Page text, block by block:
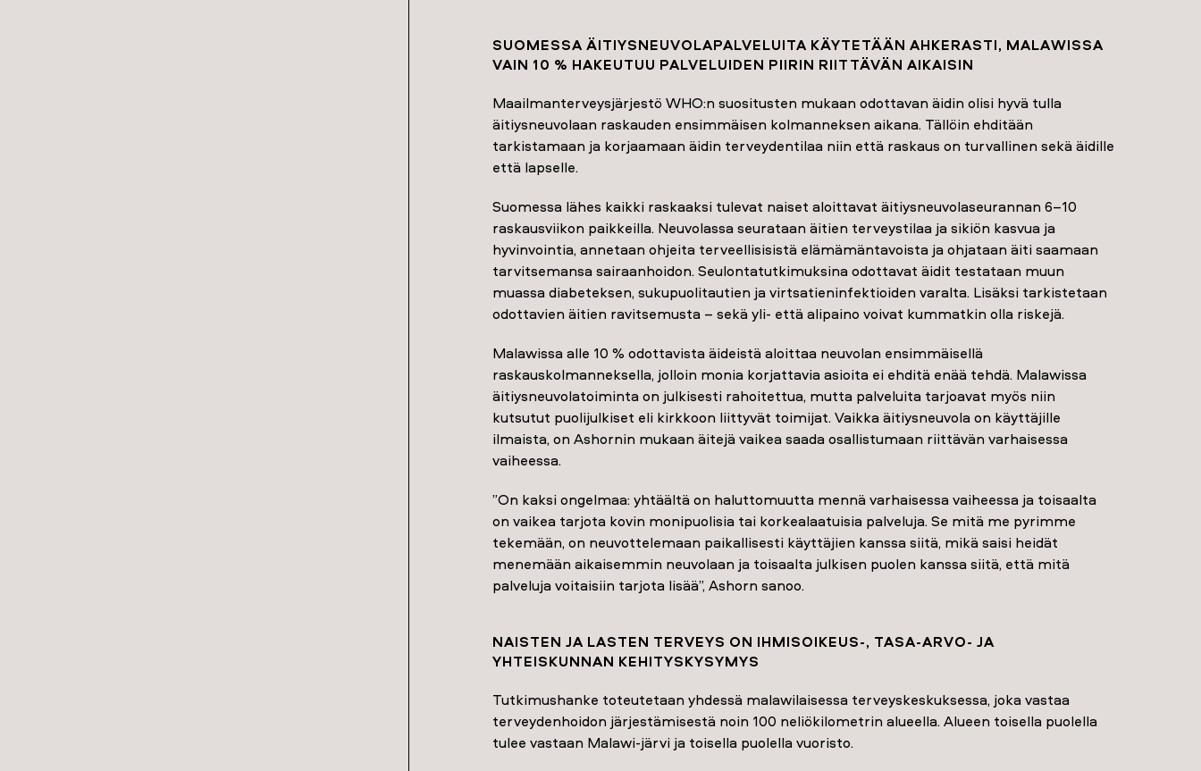
SUOMESSA ÄITIYSNEUVOLAPALVELUITA KÄYTETÄÄN AHKERASTI, MALAWISSA
VAIN 10 % HAKEUTUU PALVELUIDEN PIIRIN RIITTÄVÄN AIKAISIN
Maailmanterveysjärjestö WHO:n suositusten mukaan odottavan äidin olisi hyvä tulla
äitiysneuvolaan raskauden ensimmäisen kolmanneksen aikana. Tällöin ehditään
tarkistamaan ja korjaamaan äidin terveydentilaa niin että raskaus on turvallinen sekä äidille
että lapselle.
Suomessa lähes kaikki raskaaksi tulevat naiset aloittavat äitiysneuvolaseurannan 6–10
raskausviikon paikkeilla. Neuvolassa seurataan äitien terveystilaa ja sikiön kasvua ja
hyvinvointia, annetaan ohjeita terveellisisistä elämämäntavoista ja ohjataan äiti saamaan
tarvitsemansa sairaanhoidon. Seulontatutkimuksina odottavat äidit testataan muun
muassa diabeteksen, sukupuolitautien ja virtsatieninfektioiden varalta. Lisäksi tarkistetaan
odottavien äitien ravitsemusta – sekä yli- että alipaino voivat kummatkin olla riskejä.
Malawissa alle 10 % odottavista äideistä aloittaa neuvolan ensimmäisellä
raskauskolmanneksella, jolloin monia korjattavia asioita ei ehditä enää tehdä. Malawissa
äitiysneuvolatoiminta on julkisesti rahoitettua, mutta palveluita tarjoavat myös niin
kutsutut puolijulkiset eli kirkkoon liittyvät toimijat. Vaikka äitiysneuvola on käyttäjille
ilmaista, on Ashornin mukaan äitejä vaikea saada osallistumaan riittävän varhaisessa
vaiheessa.
”On kaksi ongelmaa: yhtäältä on haluttomuutta mennä varhaisessa vaiheessa ja toisaalta
on vaikea tarjota kovin monipuolisia tai korkealaatuisia palveluja. Se mitä me pyrimme
tekemään, on neuvottelemaan paikallisesti käyttäjien kanssa siitä, mikä saisi heidät
menemään aikaisemmin neuvolaan ja toisaalta julkisen puolen kanssa siitä, että mitä
palveluja voitaisiin tarjota lisää”, Ashorn sanoo.
NAISTEN JA LASTEN TERVEYS ON IHMISOIKEUS-, TASA-ARVO- JA
YHTEISKUNNAN KEHITYSKYSYMYS
Tutkimushanke toteutetaan yhdessä malawilaisessa terveyskeskuksessa, joka vastaa
terveydenhoidon järjestämisestä noin 100 neliökilometrin alueella. Alueen toisella puolella
tulee vastaan Malawi-järvi ja toisella puolella vuoristo.